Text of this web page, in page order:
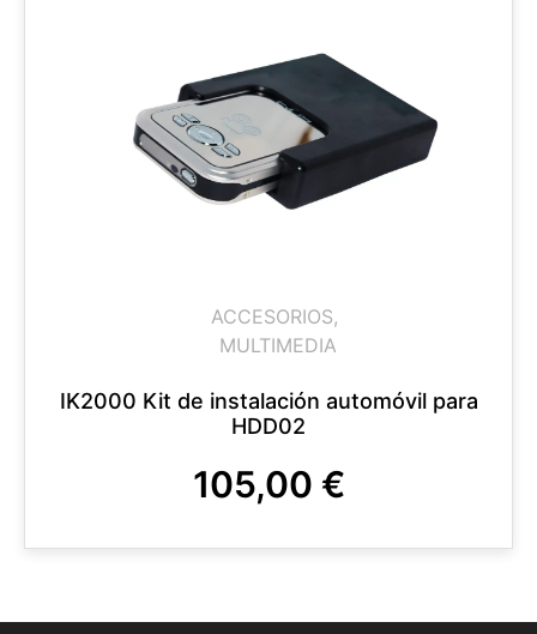
ACCESORIOS,
MULTIMEDIA
IK2000 Kit de instalación automóvil para
HDD02
105,00 €